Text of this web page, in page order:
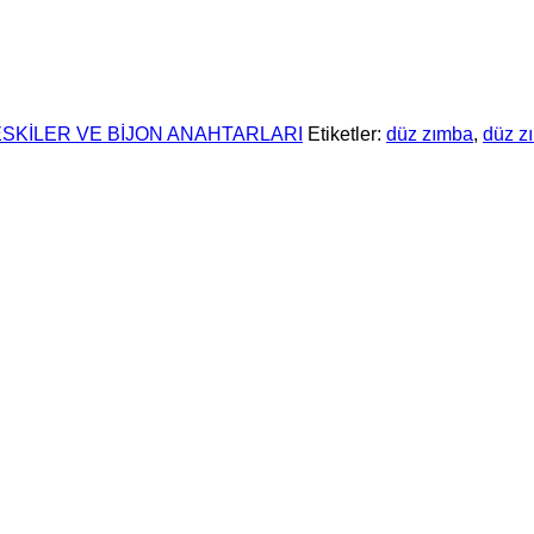
VE BİJON ANAHTARLARI Etiketler: düz zımba, düz